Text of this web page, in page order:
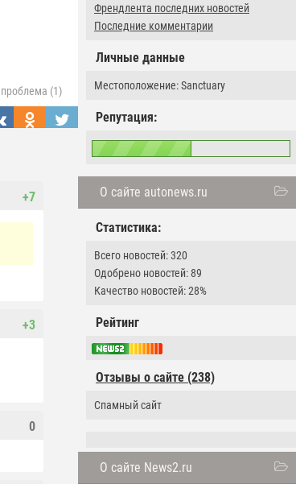
Френдлента последних новостей
Последние комментарии
Личные данные
Местоположение: Sanctuary
Репутация:
О сайте autonews.ru
Статистика:
Всего новостей: 320
Одобрено новостей: 89
Качество новостей: 28%
Рейтинг
Отзывы о сайте (238)
Cпамный сайт
О сайте News2.ru
проблема (1)
+7
+3
0